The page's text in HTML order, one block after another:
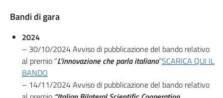
Bandi di gara
2024
– 30/10/2024 Avviso di pubblicazione del bando relativo
al premio “L’innovazione che parla italiano”SCARICA QUI IL
BANDO
– 14/11/2024 Avviso di pubblicazione del bando relativo